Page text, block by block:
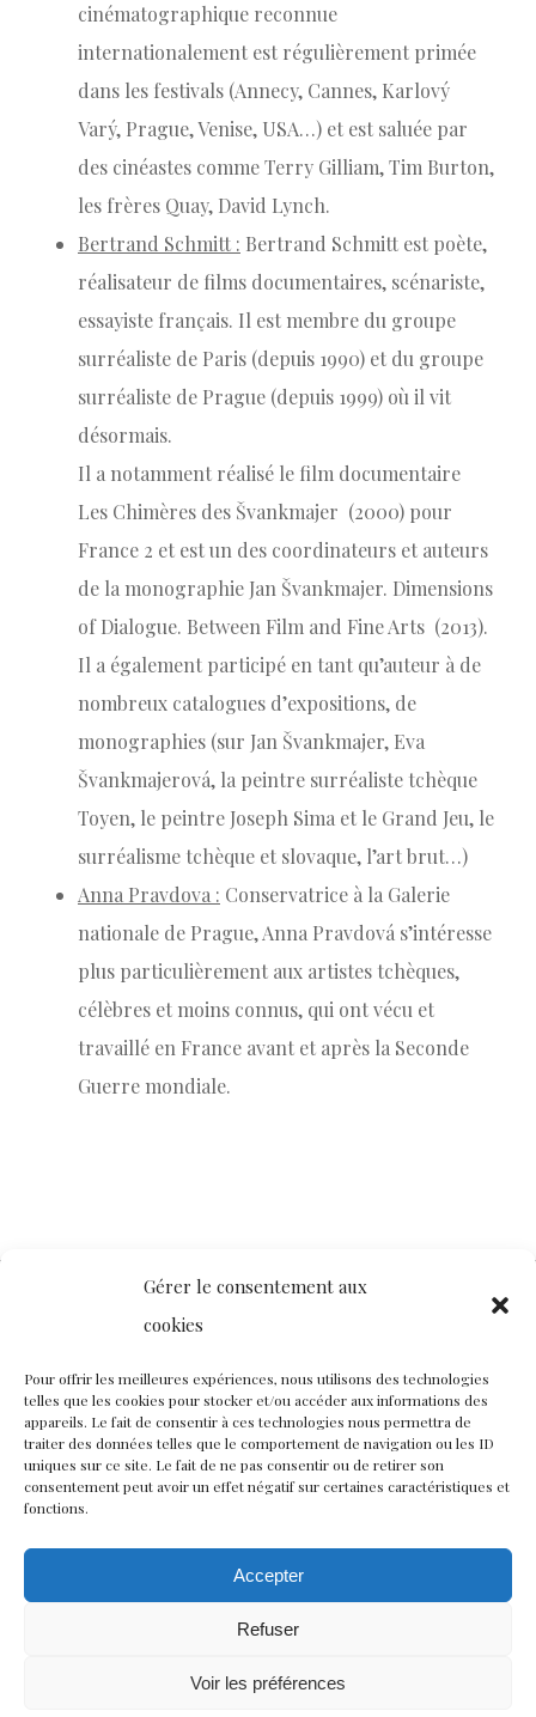
Gérer le consentement aux
cookies
Pour offrir les meilleures expériences, nous utilisons des technologies
telles que les cookies pour stocker et/ou accéder aux informations des
appareils. Le fait de consentir à ces technologies nous permettra de
traiter des données telles que le comportement de navigation ou les ID
uniques sur ce site. Le fait de ne pas consentir ou de retirer son
consentement peut avoir un effet négatif sur certaines caractéristiques et
fonctions.
Accepter
Refuser
Voir les préférences
cinématographique reconnue
internationalement est régulièrement primée
dans les festivals (Annecy, Cannes, Karlový
Varý, Prague, Venise, USA…) et est saluée par
des cinéastes comme Terry Gilliam, Tim Burton,
les frères Quay, David Lynch.
Bertrand Schmitt : Bertrand Schmitt est poète,
réalisateur de films documentaires, scénariste,
essayiste français. Il est membre du groupe
surréaliste de Paris (depuis 1990) et du groupe
surréaliste de Prague (depuis 1999) où il vit
désormais.
Il a notamment réalisé le film documentaire
Les Chimères des Švankmajer (2000) pour
France 2 et est un des coordinateurs et auteurs
de la monographie Jan Švankmajer. Dimensions
of Dialogue. Between Film and Fine Arts (2013).
Il a également participé en tant qu’auteur à de
nombreux catalogues d’expositions, de
monographies (sur Jan Švankmajer, Eva
Švankmajerová, la peintre surréaliste tchèque
Toyen, le peintre Joseph Sima et le Grand Jeu, le
surréalisme tchèque et slovaque, l’art brut…)
Anna Pravdova : Conservatrice à la Galerie
nationale de Prague, Anna Pravdová s’intéresse
plus particulièrement aux artistes tchèques,
célèbres et moins connus, qui ont vécu et
travaillé en France avant et après la Seconde
Guerre mondiale.
Nous rejoindre
Politique de confidentialité
Restez connectés à nos champs magnétiques !
© CISCM // Maisons André Breton et Émile Joseph-Rignault